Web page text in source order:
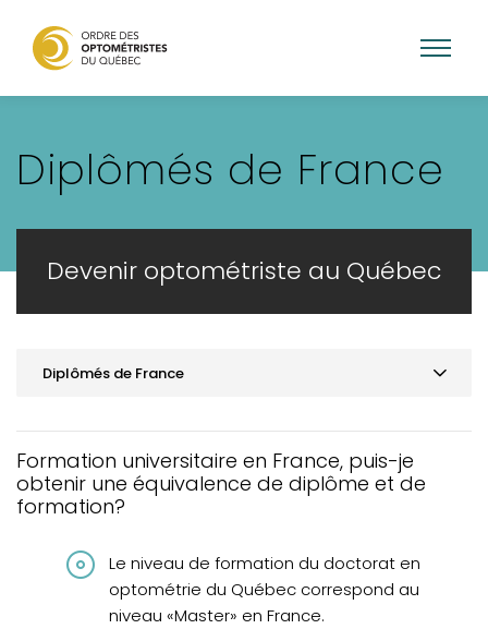
contenu
principal
Diplômés de France
Devenir optométriste au Québec
Diplômés de France
Diplômés du Québec
Diplômés et optométristes hors du Québec
Québec) et des États-Unis
Diplômés de France
Formation universitaire en France, puis-je
obtenir une équivalence de diplôme et de
formation?
Le niveau de formation du doctorat en
optométrie du Québec correspond au
niveau «Master» en France.